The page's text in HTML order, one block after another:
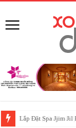
Lắp Đặt Spa Jjim Jil